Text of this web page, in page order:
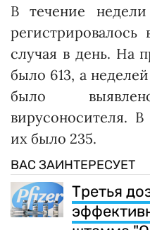
В течение
случая в день. На
было 613, а
было
вирусоносителя.
их было 235.
ВАС ЗАИНТЕРЕСУЕТ
Третья